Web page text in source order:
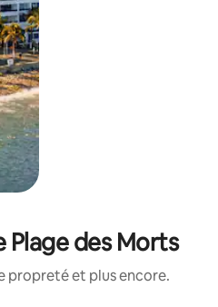
des Morts
propreté et plus encore.